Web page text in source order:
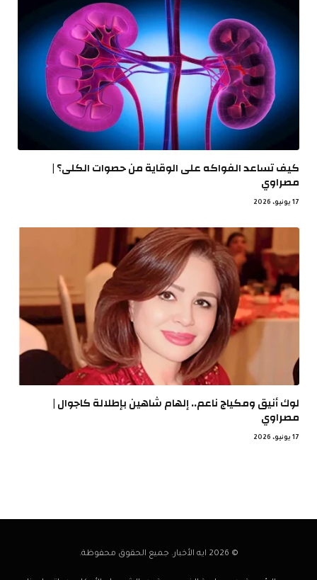
كيف تساعد الفواكه على الوقاية من حصوات الكلى؟ |
مصراوي
17 يونيو، 2026
لوك أنيق ومكياج ناعم.. إلهام شاهين بإطلالة كاجوال |
مصراوي
17 يونيو، 2026
© 2026 ايه الأخبار. جميع الحقوق محفوظة.